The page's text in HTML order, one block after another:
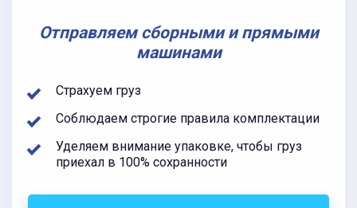
Отправляем сборными и прямыми
машинами
Страхуем груз
Соблюдаем строгие правила комплектации
Уделяем внимание упаковке, чтобы груз
приехал в 100% сохранности